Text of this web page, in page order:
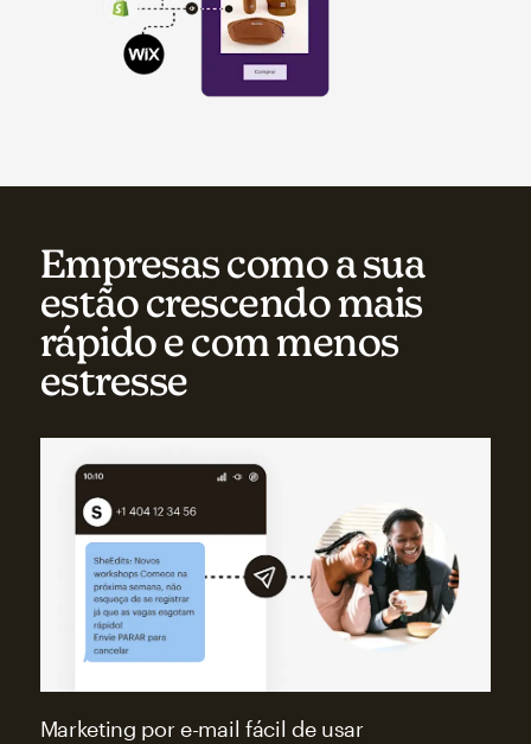
Empresas como a sua
estão crescendo mais
rápido e com menos
estresse
Marketing por e-mail fácil de usar